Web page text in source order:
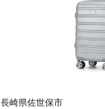
長崎県佐世保市